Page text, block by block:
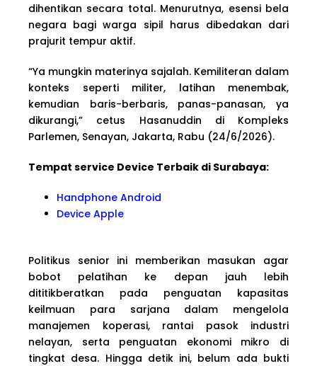
dihentikan secara total. Menurutnya, esensi bela
negara bagi warga sipil harus dibedakan dari
prajurit tempur aktif.
“Ya mungkin materinya sajalah. Kemiliteran dalam
konteks seperti militer, latihan menembak,
kemudian baris-berbaris, panas-panasan, ya
dikurangi,” cetus Hasanuddin di Kompleks
Parlemen, Senayan, Jakarta, Rabu (24/6/2026).
Tempat service Device Terbaik di Surabaya:
Handphone Android
Device Apple
Politikus senior ini memberikan masukan agar
bobot pelatihan ke depan jauh lebih
dititikberatkan pada penguatan kapasitas
keilmuan para sarjana dalam mengelola
manajemen koperasi, rantai pasok industri
nelayan, serta penguatan ekonomi mikro di
tingkat desa. Hingga detik ini, belum ada bukti